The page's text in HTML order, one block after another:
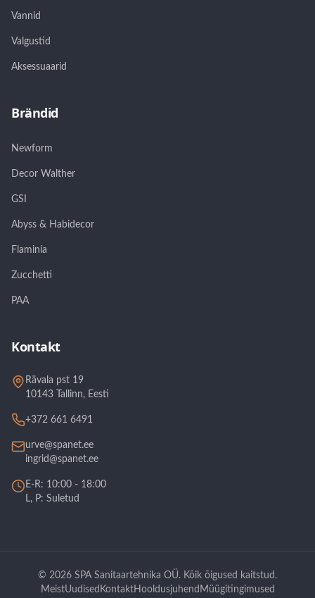
Vannid
Valgustid
Aksessuaarid
Brändid
Newform
Decor Walther
GSI
Abyss & Habidecor
Flaminia
Zucchetti
PAA
Kontakt
Rävala pst 19
10143 Tallinn, Eesti
+372 661 6491
urve@spanet.ee
ingrid@spanet.ee
E-R: 10:00 - 18:00
L, P: Suletud
© 2026 SPA Sanitaartehnika OÜ. Kõik õigused kaitstud.
MeistUudised KontaktHooldusjuhend Müügitingimused